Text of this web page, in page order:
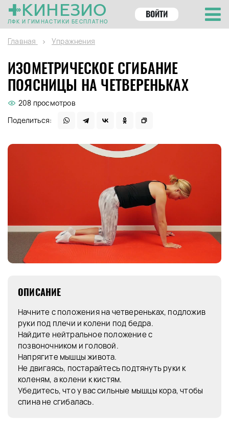
КИНЕЗИО
ЛФК И ГИМНАСТИКИ БЕСПЛАТНО
ВОЙТИ
Главная Упражнения
ИЗОМЕТРИЧЕСКОЕ СГИБАНИЕ
ПОЯСНИЦЫ НА ЧЕТВЕРЕНЬКАХ
208 просмотров
Поделиться:
ОПИСАНИЕ
Начните с положения на четвереньках, подложив
руки под плечи и колени под бедра.
Найдите нейтральное положение с
позвоночником и головой.
Напрягите мышцы живота.
Не двигаясь, постарайтесь подтянуть руки к
коленям, а колени к кистям.
Убедитесь, что у вас сильные мышцы кора, чтобы
спина не сгибалась.